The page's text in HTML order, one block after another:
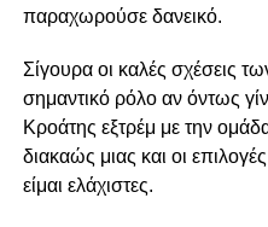
παραχωρούσε δανεικό.
Σίγουρα οι καλές σχέσεις
σημαντικό ρόλο αν όντως
Κροάτης εξτρέμ με την
διακαώς μιας και οι
είμαι ελάχιστες.